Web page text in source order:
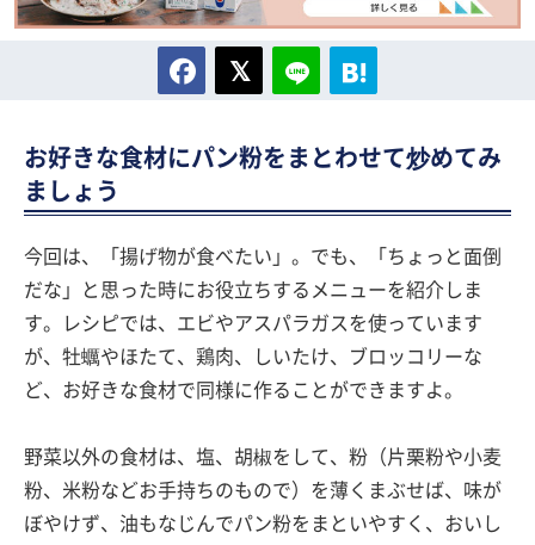
お好きな食材にパン粉をまとわせて炒めてみ
ましょう
今回は、「揚げ物が食べたい」。でも、「ちょっと面倒
だな」と思った時にお役立ちするメニューを紹介しま
す。レシピでは、エビやアスパラガスを使っています
が、牡蠣やほたて、鶏肉、しいたけ、ブロッコリーな
ど、お好きな食材で同様に作ることができますよ。
野菜以外の食材は、塩、胡椒をして、粉（片栗粉や小麦
粉、米粉などお手持ちのもので）を薄くまぶせば、味が
ぼやけず、油もなじんでパン粉をまといやすく、おいし